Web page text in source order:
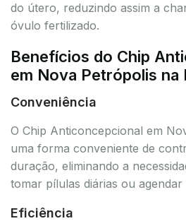
do útero, reduzindo assim a
óvulo fertilizado.
Benefícios do Chip
em Nova Petrópolis na
Conveniência
O Chip Anticoncepcional em
uma forma conveniente de
duração, eliminando a
tomar pílulas diárias ou agendar
Eficiência